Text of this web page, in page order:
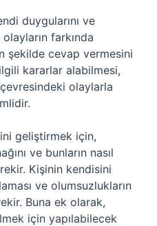
duygularını ve
farkında
şekilde cevap vermesini
kararlar alabilmesi,
olaylarla
geliştirmek için,
ve bunların nasıl
Kişinin kendisini
ve olumsuzlukların
Buna ek olarak,
için yapılabilecek